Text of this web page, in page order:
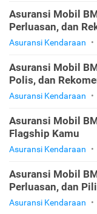
Asuransi Mobil
Perluasan, dan
Asuransi Kendaraan •
Asuransi Mobil
Polis, dan
Asuransi Kendaraan •
Asuransi Mobil
Flagship Kamu
Asuransi Kendaraan •
Asuransi Mobil
Perluasan, dan
Asuransi Kendaraan •